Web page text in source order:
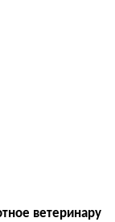
ветеринару